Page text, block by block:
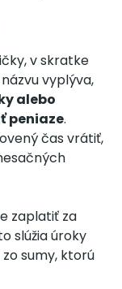
v skratke
vyplýva,
alebo
peniaze.
čas vrátiť,
zaplatiť za
slúžia úroky
sumy, ktorú